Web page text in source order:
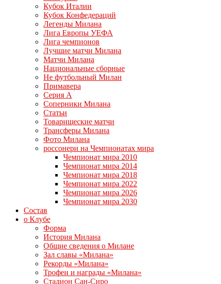
Кубок Италии
Кубок Конфедераций
Легенды Милана
Лига Европы УЕФА
Лига чемпионов
Лучшие матчи Милана
Матчи Милана
Национальные сборные
Не футбольный Милан
Примавера
Серия А
Соперники Милана
Статьи
Товарищеские матчи
Трансферы Милана
Фото Милана
россонери на Чемпионатах мира
Чемпионат мира 2010
Чемпионат мира 2014
Чемпионат мира 2018
Чемпионат мира 2022
Чемпионат мира 2026
Чемпионат мира 2030
Состав
о Клубе
Форма
История Милана
Общие сведения о Милане
Зал славы «Милана»
Рекорды «Милана»
Трофеи и награды «Милана»
Стадион Сан-Сиро